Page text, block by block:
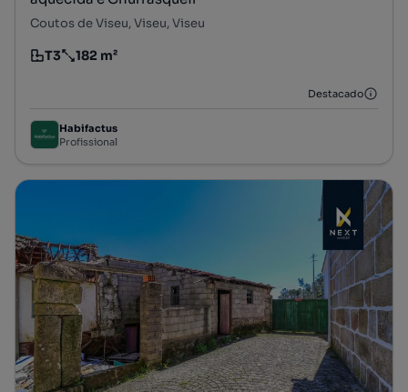
Coutos de Viseu, Viseu, Viseu
Tipologia
T3
Preço por metro quadrado
182 m²
Destacado
Habifactus
Profissional